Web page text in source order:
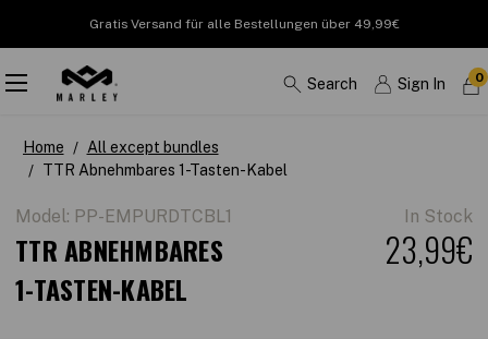
Gratis Versand für alle Bestellungen über 49,99€
Search Sign In 0
Home
All except bundles
TTR Abnehmbares 1-Tasten-Kabel
Model: PP-EMPURDTCBL1 In Stock
TTR ABNEHMBARES
1-TASTEN-KABEL
23,99€